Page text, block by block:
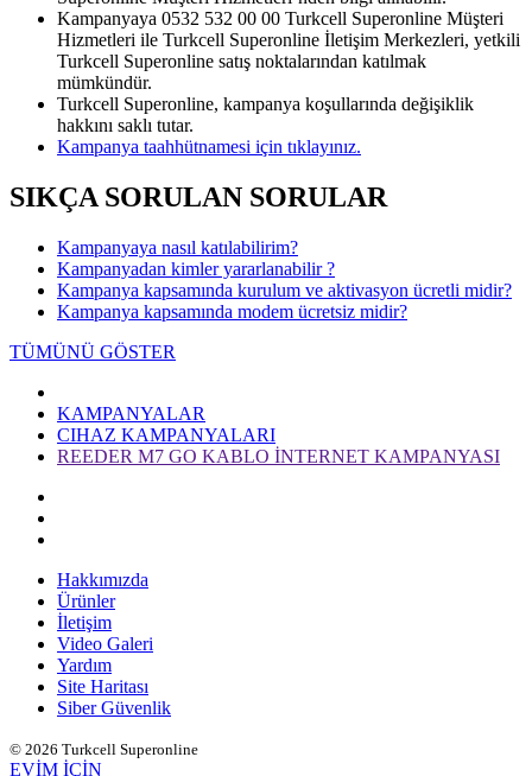
Kampanyaya 0532 532 00 00 Turkcell Superonline Müşteri
Hizmetleri ile Turkcell Superonline İletişim Merkezleri, yetkili
Turkcell Superonline satış noktalarından katılmak
mümkündür.
Turkcell Superonline, kampanya koşullarında değişiklik
hakkını saklı tutar.
Kampanya taahhütnamesi için tıklayınız.​​
SIKÇA SORULAN SORULAR
Kampanyaya nasıl katılabilirim?
Kampanyadan kimler yararlanabilir ?
Kampanya kapsamında kurulum ve aktivasyon ücretli midir?
Kampanya kapsamında modem ücretsiz midir?
TÜMÜNÜ GÖSTER
KAMPANYALAR
CIHAZ KAMPANYALARI
REEDER M7 GO KABLO İNTERNET KAMPANYASI
Hakkımızda
Ürünler
İletişim
Video Galeri
Yardım
Site Haritası
Siber Güvenlik
© 2026 Turkcell Superonline
EVİM İÇİN